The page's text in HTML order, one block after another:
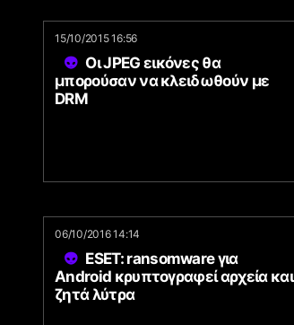
15/10/2015 16:56
Οι JPEG εικόνες θα
μπορούσαν να κλειδωθούν με
DRM
06/10/2016 14:14
ESET: ransomware για
Android κρυπτογραφεί αρχεία και
ζητά λύτρα